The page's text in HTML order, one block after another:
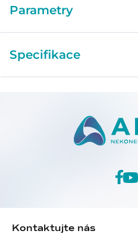
Parametry
Specifikace
Kontaktujte nás